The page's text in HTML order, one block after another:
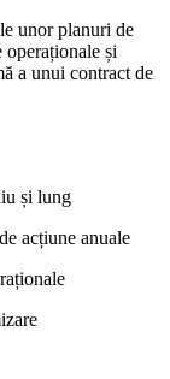
unor planuri de
și
a unui contract de
și lung
acțiune anuale